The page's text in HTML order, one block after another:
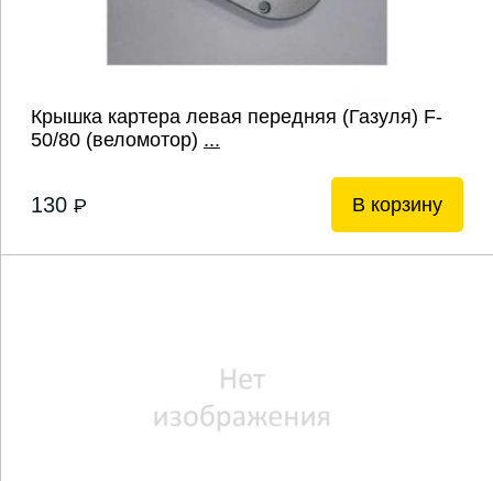
Крышка картера левая передняя (Газуля) F-
50/80 (веломотор) ...
130 P В корзину